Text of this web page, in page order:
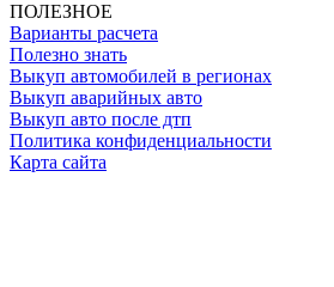
ПОЛЕЗНОЕ
Варианты расчета
Полезно знать
Выкуп автомобилей в регионах
Выкуп аварийных авто
Выкуп авто после дтп
Политика конфиденциальности
Карта сайта